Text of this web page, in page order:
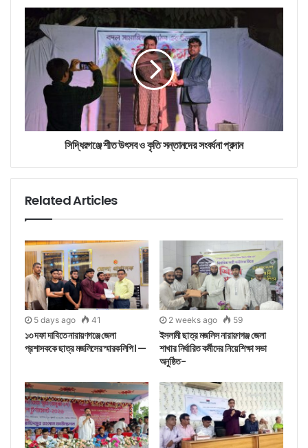
সিদ্ধিরগঞ্জে শীত উৎসব ও কৃতি সন্তানদের সংবর্ধনা প্রদান
Related Articles
5 days ago 41
১৩ দফা দাবিতে নারায়ণগঞ্জে জেলা
প্রশাসককে ছাত্র মজলিসের স্মারকলিপি। —
2 weeks ago 59
ইসলামী ছাত্র মজলিস নারায়ণগঞ্জ জেলা
শাখার নির্ধারিত কর্মীদের নিয়ে শিক্ষা সভা
অনুষ্ঠিত-